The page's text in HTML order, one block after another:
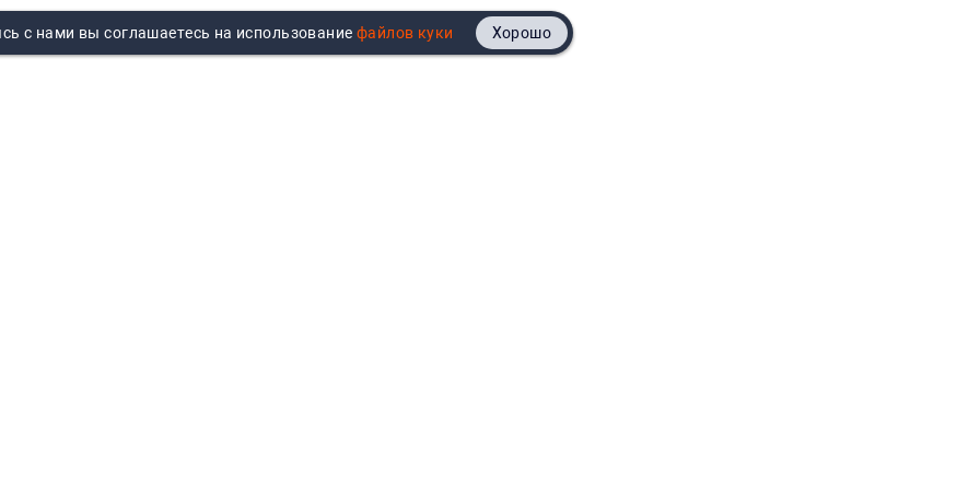
с нами вы соглашаетесь на использование Хорошо